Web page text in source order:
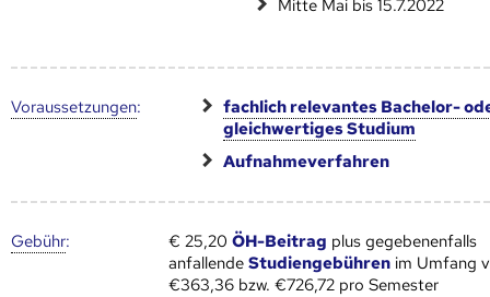
Mitte Mai bis 15.7.2022
Voraus­setzungen:
fachlich relevantes Bachelor-
gleichwertiges Studium
Aufnahmeverfahren
Gebühr: € 25,20ÖH-Beitrag plus gegebenenfalls
anfallendeStudiengebühren im Umfang
€363,36 bzw. €726,72 pro Semester